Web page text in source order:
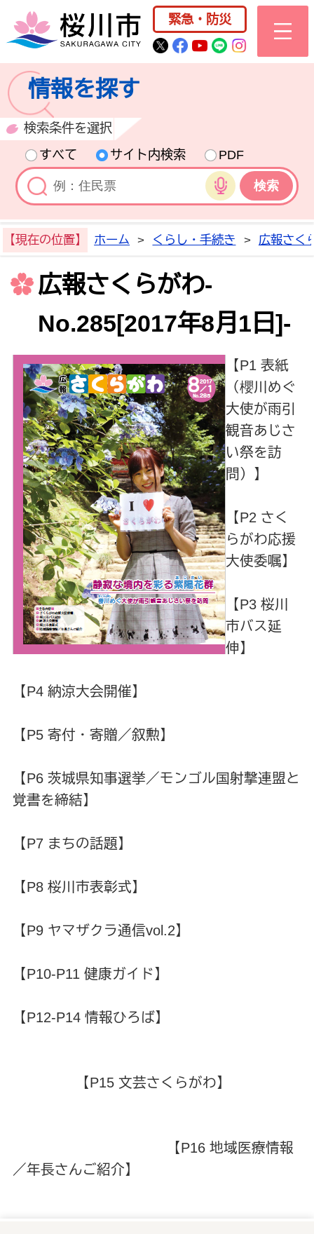
桜川市公式ホー
緊急・防災
桜川市公式Twitter
桜川市公式
桜川市公式
桜川市公式
情報を探す
検索条件を選択
すべて
サイト内検索
PDF
音声検索
【現在の位置】 ホーム > くらし・手続き > 広報さく
広報さくらがわ-
No.285[2017年8月1日]-
【P1 表紙
（櫻川めぐ
大使が雨引
観音あじさ
い祭を訪
問）】
【P2 さく
らがわ応援
大使委嘱】
【P3 桜川
市バス延
伸】
【P4 納涼大会開催】
【P5 寄付・寄贈／叙勲】
【P6 茨城県知事選挙／モンゴル国射撃連盟と
覚書を締結】
【P7 まちの話題】
【P8 桜川市表彰式】
【P9 ヤマザクラ通信vol.2】
【P10-P11 健康ガイド】
【P12-P14 情報ひろば】
【P15 文芸さくらがわ】
【P16 地域医療情報
／年長さんご紹介】